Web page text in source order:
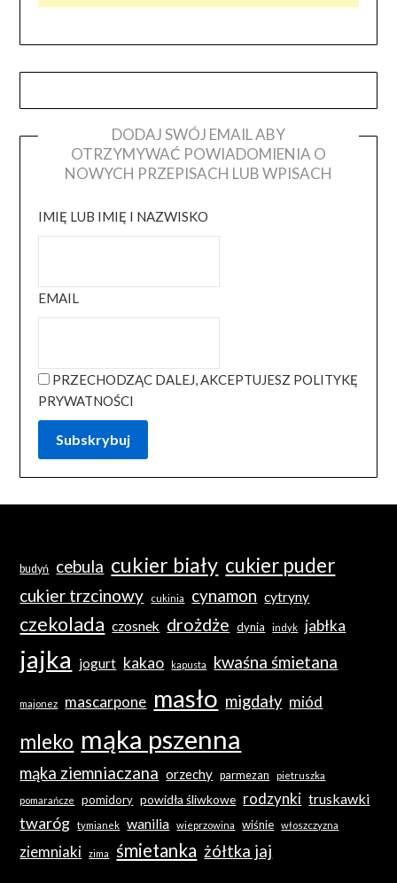
DODAJ SWÓJ EMAIL ABY
OTRZYMYWAĆ POWIADOMIENIA O
NOWYCH PRZEPISACH LUB WPISACH
IMIĘ LUB IMIĘ I NAZWISKO
EMAIL
PRZECHODZĄC DALEJ, AKCEPTUJESZ POLITYKĘ
PRYWATNOŚCI
budyń cebula cukier biały cukier puder
cukier trzcinowy cukinia cynamon cytryny
czekolada czosnek drożdże dynia indyk jabłka
jajka jogurt kakao kapusta kwaśna śmietana
majonez mascarpone masło migdały miód
mleko mąka pszenna
mąka ziemniaczana orzechy parmezan pietruszka
pomarańcze pomidory powidła śliwkowe rodzynki truskawki
twaróg tymianek wanilia wieprzowina wiśnie włoszczyzna
ziemniaki zima śmietanka żółtka jaj